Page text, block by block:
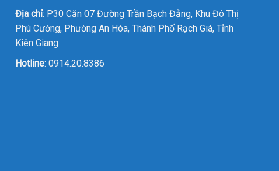
Địa chỉ: P30 Căn 07 Đường Trần Bạch Đằng, Khu Đô Thị
Phú Cường, Phường An Hòa, Thành Phố Rạch Giá, Tỉnh
Kiên Giang
Hotline:0914.20.8386